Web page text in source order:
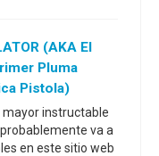
(AKA El
Pluma
Pistola)
mayor instructable
va a
en este sitio web